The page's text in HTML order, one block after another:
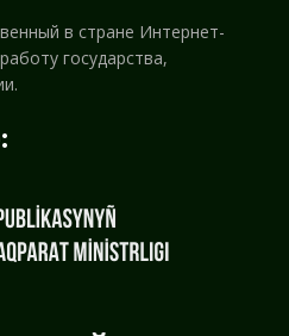
в стране Интернет-
государства,